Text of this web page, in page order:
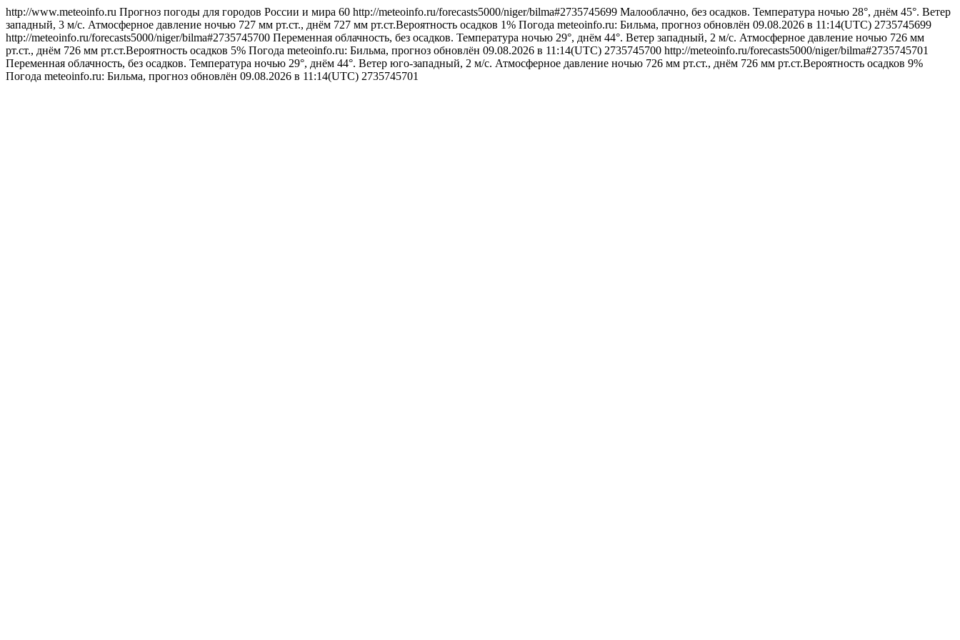
http://www.meteoinfo.ru Прогноз погоды для городов России и мира 60 http://meteoinfo.ru/forecasts5000/niger/bilma#2735745699 Малооблачно, без осадков. Температура ночью 28°, днём 45°. Ветер
западный, 3 м/с. Атмосферное давление ночью 727 мм рт.ст., днём 727 мм рт.ст.Вероятность осадков 1% Погода meteoinfo.ru: Бильма, прогноз обновлён 09.08.2026 в 11:14(UTC) 2735745699
http://meteoinfo.ru/forecasts5000/niger/bilma#2735745700 Переменная облачность, без осадков. Температура ночью 29°, днём 44°. Ветер западный, 2 м/с. Атмосферное давление ночью 726 мм
рт.ст., днём 726 мм рт.ст.Вероятность осадков 5% Погода meteoinfo.ru: Бильма, прогноз обновлён 09.08.2026 в 11:14(UTC) 2735745700 http://meteoinfo.ru/forecasts5000/niger/bilma#2735745701
Переменная облачность, без осадков. Температура ночью 29°, днём 44°. Ветер юго-западный, 2 м/с. Атмосферное давление ночью 726 мм рт.ст., днём 726 мм рт.ст.Вероятность осадков 9%
Погода meteoinfo.ru: Бильма, прогноз обновлён 09.08.2026 в 11:14(UTC) 2735745701